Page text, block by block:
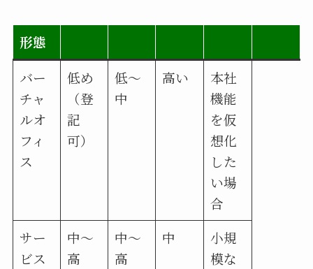
形態
バー
チャ
ルオ
フィ
ス
低め
（登
記
可）
低〜
中
高い
本社
機能
を仮
想化
した
い場
合
サー
ビス
中〜
高
中〜
高
中
小規
模な